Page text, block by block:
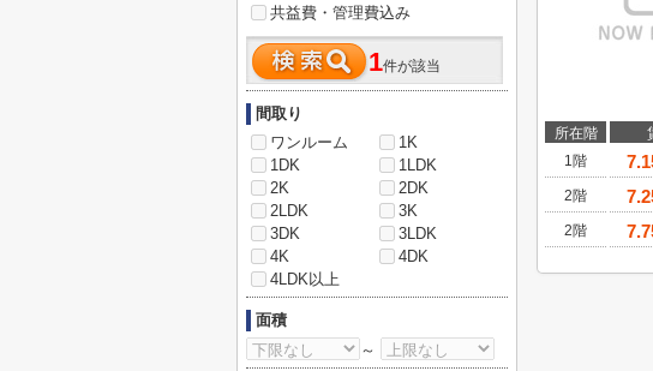
所在階
1階
2階
2階
共益費・管理費込み
1件が該当
間取り
ワンルーム
1K
1DK
1LDK
2K
2DK
2LDK
3K
3DK
3LDK
4K
4DK
4LDK以上
面積
～